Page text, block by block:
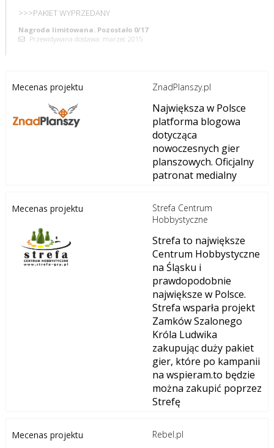
>>>PAKIET WYPRZEDANY
Nagroda limitowana. Pozostało 0/17
Przewidywana dostawa: marzec 2015
Mecenas projektu ZnadPlanszy.pl
Największa w Polsce
platforma blogowa
dotycząca
nowoczesnych gier
planszowych. Oficjalny
patronat medialny
Mecenas projektu
Strefa Centrum
Hobbystyczne
Strefa to największe
Centrum Hobbystyczne
na Śląsku i
prawdopodobnie
największe w Polsce.
Strefa wsparła projekt
Zamków Szalonego
Króla Ludwika
zakupując duży pakiet
gier, które po kampanii
na wspieram.to będzie
można zakupić poprzez
Strefę
Mecenas projektu Rebel.pl